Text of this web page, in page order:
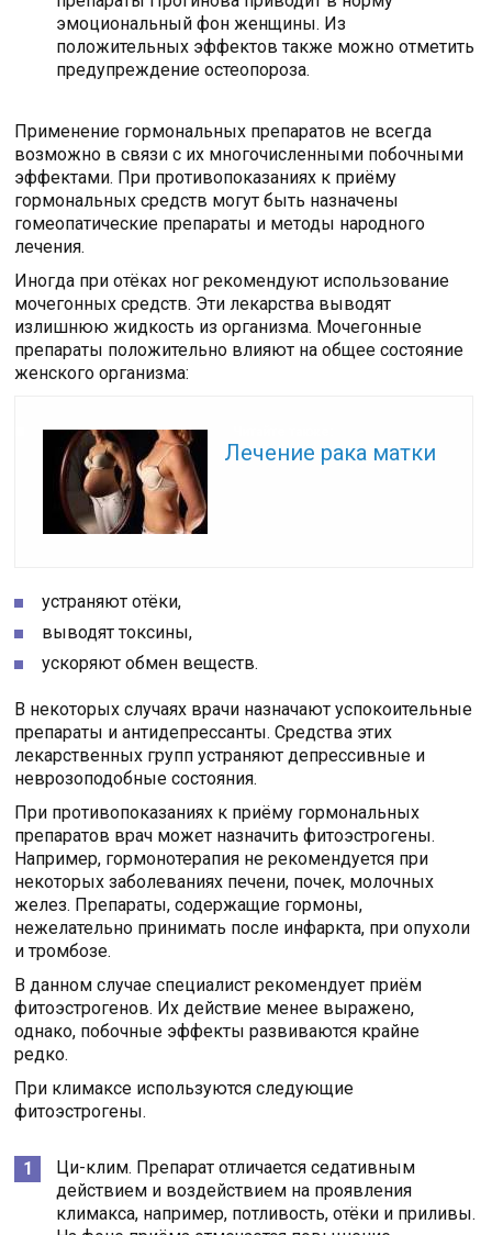
эмоциональный фон женщины. Из
положительных эффектов также можно отметить
предупреждение остеопороза.
Применение гормональных препаратов не всегда
возможно в связи с их многочисленными побочными
эффектами. При противопоказаниях к приёму
гормональных средств могут быть назначены
гомеопатические препараты и методы народного
лечения.
Иногда при отёках ног рекомендуют использование
мочегонных средств. Эти лекарства выводят
излишнюю жидкость из организма. Мочегонные
препараты положительно влияют на общее состояние
женского организма:
Лечение рака матки
устраняют отёки,
выводят токсины,
ускоряют обмен веществ.
В некоторых случаях врачи назначают успокоительные
препараты и антидепрессанты. Средства этих
лекарственных групп устраняют депрессивные и
неврозоподобные состояния.
При противопоказаниях к приёму гормональных
препаратов врач может назначить фитоэстрогены.
Например, гормонотерапия не рекомендуется при
некоторых заболеваниях печени, почек, молочных
желез. Препараты, содержащие гормоны,
нежелательно принимать после инфаркта, при опухоли
и тромбозе.
В данном случае специалист рекомендует приём
фитоэстрогенов. Их действие менее выражено,
однако, побочные эффекты развиваются крайне
редко.
При климаксе используются следующие
фитоэстрогены.
Ци-клим. Препарат отличается седативным
действием и воздействием на проявления
климакса, например, потливость, отёки и приливы.